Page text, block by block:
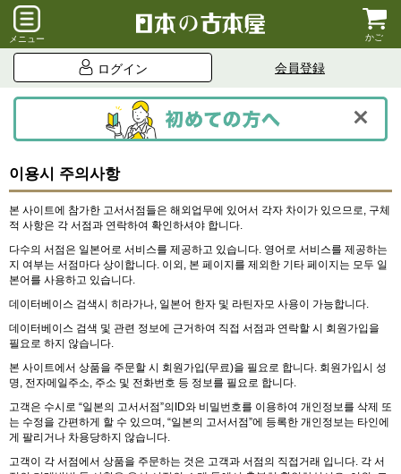
メニュー かご
ログイン 会員登録
이용시 주의사항
본 사이트에 참가한 고서서점들은 해외업무에 있어서 각자 차이가 있으므로, 구체
적 사항은 각 서점과 연락하여 확인하셔야 합니다.
다수의 서점은 일본어로 서비스를 제공하고 있습니다. 영어로 서비스를 제공하는
지 여부는 서점마다 상이합니다. 이외, 본 페이지를 제외한 기타 페이지는 모두 일
본어를 사용하고 있습니다.
데이터베이스 검색시 히라가나, 일본어 한자 및 라틴자모 사용이 가능합니다.
데이터베이스 검색 및 관련 정보에 근거하여 직접 서점과 연락할 시 회원가입을
필요로 하지 않습니다.
본 사이트에서 상품을 주문할 시 회원가입(무료)을 필요로 합니다. 회원가입시 성
명, 전자메일주소, 주소 및 전화번호 등 정보를 필요로 합니다.
고객은 수시로 “일본의 고서서점”의ID와 비밀번호를 이용하여 개인정보를 삭제 또
는 수정을 간편하게 할 수 있으며, “일본의 고서서점”에 등록한 개인정보는 타인에
게 팔리거나 차용당하지 않습니다.
고객이 각 서점에서 상품을 주문하는 것은 고객과 서점의 직접거래 입니다. 각 서